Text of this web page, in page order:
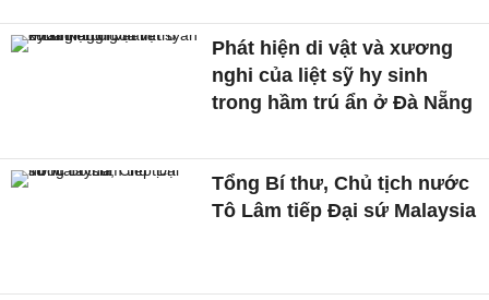
Phát hiện di vật và xương
nghi của liệt sỹ hy sinh
trong hầm trú ẩn ở Đà Nẵng
Tổng Bí thư, Chủ tịch nước
Tô Lâm tiếp Đại sứ Malaysia